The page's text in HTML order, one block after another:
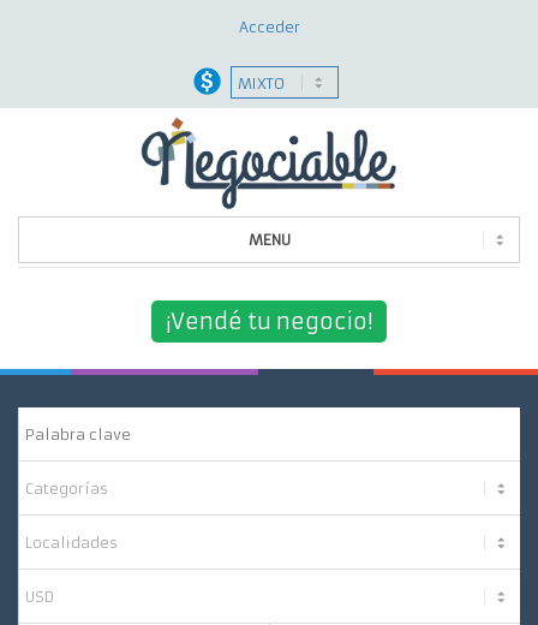
Acceder
MENU
¿Por Qué Elegirnos?
¡Vendé tu negocio!